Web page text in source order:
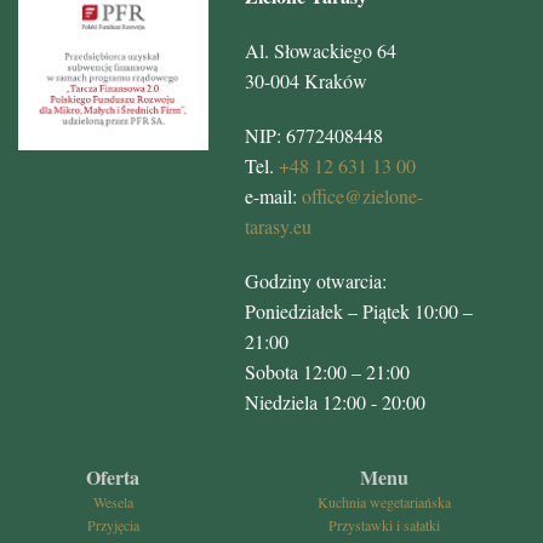
Al. Słowackiego 64
30-004 Kraków
NIP: 6772408448
Tel. +48 12 631 13 00
e-mail: office@zielone-
tarasy.eu
Godziny otwarcia:
Poniedziałek – Piątek 10:00 –
21:00
Sobota 12:00 – 21:00
Niedziela 12:00 - 20:00
Oferta
Wesela
Przyjęcia
Menu
Kuchnia wegetariańska
Przystawki i sałatki